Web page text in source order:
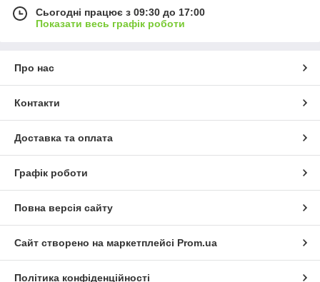
Сьогодні працює з 09:30 до 17:00
Показати весь графік роботи
Про нас
Контакти
Доставка та оплата
Графік роботи
Повна версія сайту
Сайт створено на маркетплейсі Prom.ua
Політика конфіденційності